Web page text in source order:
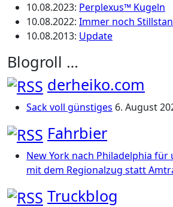
10.08.2023: Perplexus™ Kugeln
10.08.2022: Immer noch
10.08.2013: Update
Blogroll …
derheiko.com
Sack voll günstiges 6. August
Fahrbier
New York nach Philadelphia
mit dem Regionalzug statt
Truckblog